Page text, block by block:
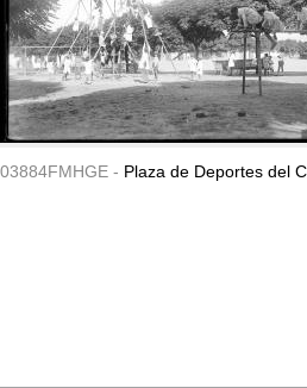
03884FMHGE - Plaza de Deportes del